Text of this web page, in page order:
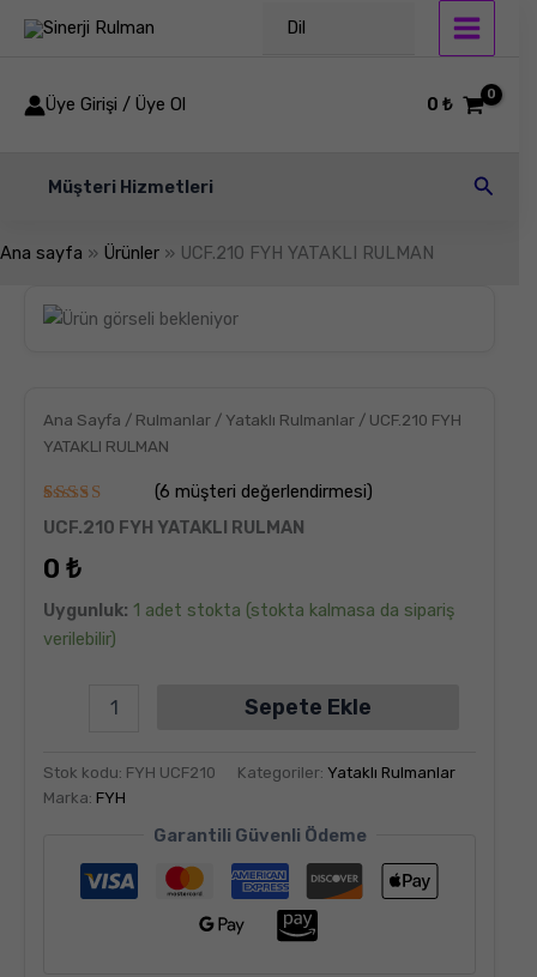
atla
Dil
Üye Girişi / Üye Ol 0₺
Müşteri Hizmetleri Arama
Ana sayfa Ürünler UCF.210 FYH YATAKLI RULMAN
Ana Sayfa / Rulmanlar / Yataklı Rulmanlar / UCF.210 FYH
YATAKLI RULMAN
6
müşteri
puanına
5
5.00puan
aldı
(6 müşteri değerlendirmesi)
UCF.210 FYH YATAKLI RULMAN
0 ₺
Uygunluk: 1 adet stokta (stokta kalmasa da sipariş
verilebilir)
FYH
Sepete Ekle
Stok kodu: FYH UCF210 Kategoriler: Yataklı Rulmanlar
Marka: FYH
Garantili Güvenli Ödeme